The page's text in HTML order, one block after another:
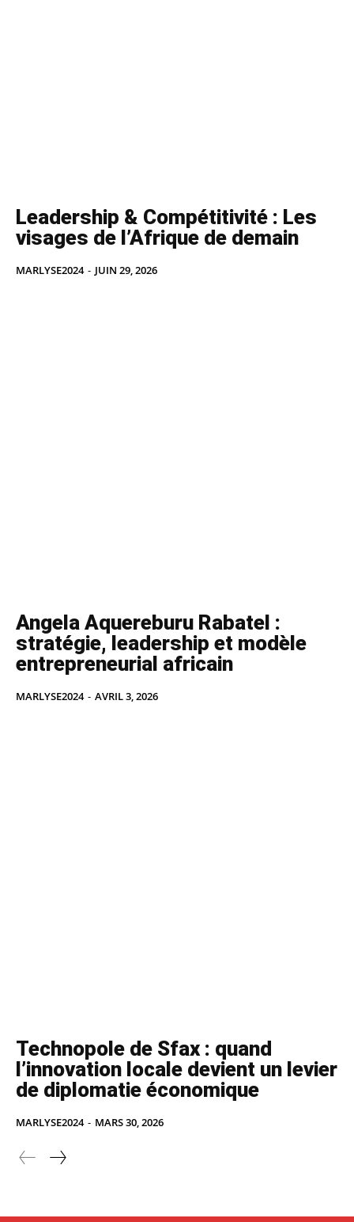
Leadership & Compétitivité : Les
visages de l’Afrique de demain
MARLYSE2024 - JUIN 29, 2026
Angela Aquereburu Rabatel :
stratégie, leadership et modèle
entrepreneurial africain
MARLYSE2024 - AVRIL 3, 2026
Technopole de Sfax : quand
l’innovation locale devient un levier
de diplomatie économique
MARLYSE2024 - MARS 30, 2026